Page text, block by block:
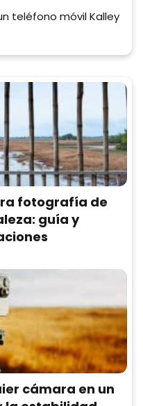
teléfono móvil Kalley
fotografía de
guía y
cámara en un